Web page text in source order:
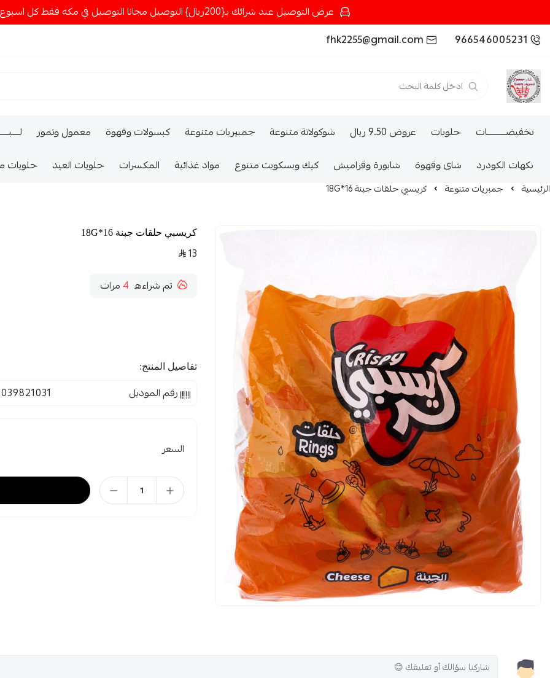
عرض التوصيل عند شرائك بـ{200ريال} التوصيل مجانا التوصيل في مكه فقط كل اسبوع اصناف جديدة
966546005231
fhk2255@gmail.com
تخفيضــــــــــات حلويات عروض 9.50 ريال شوكولاتة متنوعة جمبيريات متنوعة كبسولات وقهوة معمول وتمور
نكهات الكودرد
شاى وقهوة شابورة وقراميش كيك وبسكويت متنوع مواد غذائية المكسرات حلويات العيد حلويات
الرئيسية جمبريات متنوعة كريسبي حلقات جبنة 16*18G
كريسبي حلقات جبنة 16*18G
13
تم شراءه 4 مرات
تفاصيل المنتج:
رقم الموديل
السعر